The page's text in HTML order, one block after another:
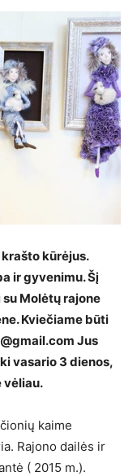
kūrėjus.
ir gyvenimu. Šį
Molėtų rajone
Kviečiame būti
Jus
vasario 3 dienos,
vėliau.
kaime
Rajono dailės ir
( 2015 m.).